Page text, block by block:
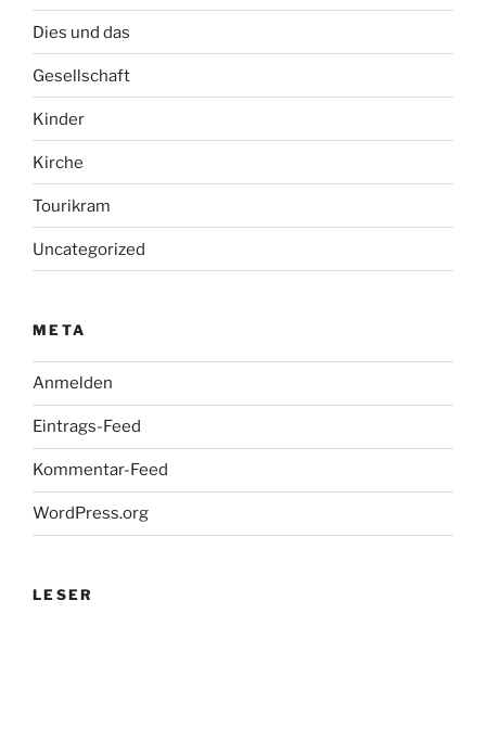
Dies und das
Gesellschaft
Kinder
Kirche
Tourikram
Uncategorized
META
Anmelden
Eintrags-Feed
Kommentar-Feed
WordPress.org
LESER